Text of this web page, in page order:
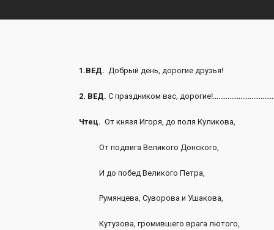
1.ВЕД. Добрый день, дорогие друзья!
2. ВЕД. С праздником вас,
Чтец. От князя Игоря, до поля Куликова,
От подвига Великого Донского,
И до побед Великого Петра,
Румянцева, Суворова и Ушакова,
Кутузова, громившего врага лютого,